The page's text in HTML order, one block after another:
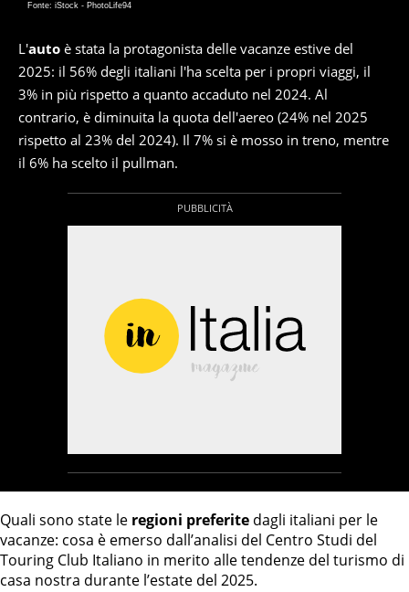
Fonte: iStock - PhotoLife94
L'auto è stata la protagonista delle vacanze estive del
2025: il 56% degli italiani l'ha scelta per i propri viaggi, il
3% in più rispetto a quanto accaduto nel 2024. Al
contrario, è diminuita la quota dell'aereo (24% nel 2025
rispetto al 23% del 2024). Il 7% si è mosso in treno, mentre
il 6% ha scelto il pullman.
Quali sono state le regioni preferite dagli italiani per le
vacanze: cosa è emerso dall’analisi del Centro Studi del
Touring Club Italiano in merito alle tendenze del turismo di
casa nostra durante l’estate del 2025.